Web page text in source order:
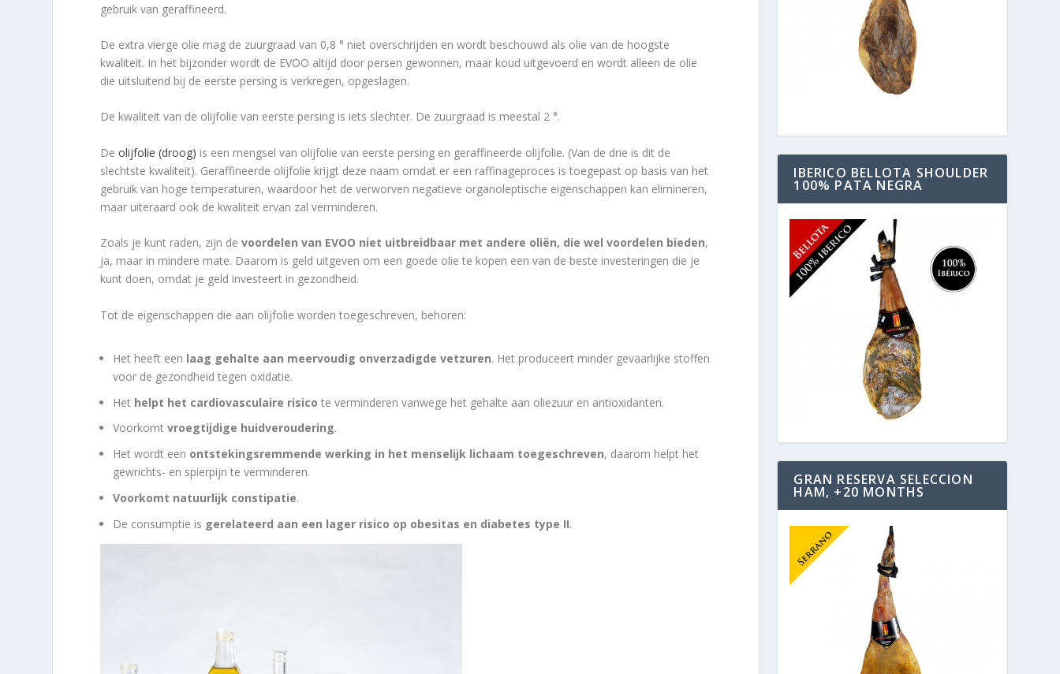
gebruik van geraffineerd.
De extra vierge olie mag de zuurgraad van 0,8 ° niet overschrijden en wordt beschouwd als olie van de hoogste
kwaliteit. In het bijzonder wordt de EVOO altijd door persen gewonnen, maar koud uitgevoerd en wordt alleen de olie
die uitsluitend bij de eerste persing is verkregen, opgeslagen.
De kwaliteit van de olijfolie van eerste persing is iets slechter. De zuurgraad is meestal 2 °.
Deolijfolie (droog) is een mengsel van olijfolie van eerste persing en geraffineerde olijfolie. (Van de drie is dit de
slechtste kwaliteit). Geraffineerde olijfolie krijgt deze naam omdat er een raffinageproces is toegepast op basis van het
gebruik van hoge temperaturen, waardoor het de verworven negatieve organoleptische eigenschappen kan elimineren,
maar uiteraard ook de kwaliteit ervan zal verminderen.
Zoals je kunt raden, zijn devoordelen van EVOO niet uitbreidbaar met andere oliën, die wel voordelen bieden,
ja, maar in mindere mate. Daarom is geld uitgeven om een ​​goede olie te kopen een van de beste investeringen die je
kunt doen, omdat je geld investeert in gezondheid.
Tot de eigenschappen die aan olijfolie worden toegeschreven, behoren:
Het heeft een laag gehalte aan meervoudig onverzadigde vetzuren. Het produceert minder gevaarlijke stoffen
voor de gezondheid tegen oxidatie.
Het helpt het cardiovasculaire risico te verminderen vanwege het gehalte aan oliezuur en antioxidanten.
Voorkomt vroegtijdige huidveroudering.
Het wordt een ontstekingsremmende werking in het menselijk lichaam toegeschreven, daarom helpt het
gewrichts- en spierpijn te verminderen.
Voorkomt natuurlijk constipatie.
De consumptie is gerelateerd aan een lager risico op obesitas en diabetes type II.
IBERICO BELLOTA SHOULDER
100% PATA NEGRA
GRAN RESERVA SELECCION
HAM, +20 MONTHS